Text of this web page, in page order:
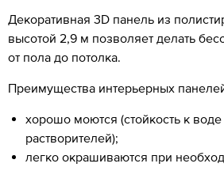
Декоративная 3D панель из
высотой 2,9 м позволяет делать
от пола до потолка.
Преимущества интерьерных
хорошо моются (стойкость к
растворителей);
легко окрашиваются при